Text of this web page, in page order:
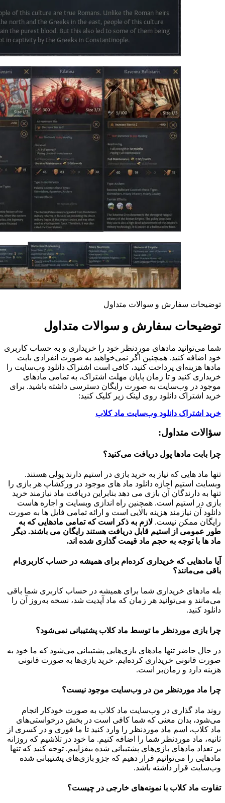
توضیحات سفارش و سوالات متداول
توضیحات سفارش و سوالات متداول
شما می‌توانید مادهای موردنظر خود را خریداری و به حساب کاربری
خود اضافه کنید. همچنین اگر نمی‌خواهید به صورت انفرادی بابت
مادها هزینه‌ای پرداخت کنید، کافی است اشتراک دانلود وب‌سایت را
خریداری کنید و تا زمان پایان مهلت اشتراک، به تمامی مادهای
موجود در وب‌سایت به صورت رایگان دسترسی داشته باشید. برای
خرید اشتراک دانلود روی لینک زیر کلیک کنید:
خرید اشتراک دانلود وب‌سایت ماد کلاب
سؤالات متداول:
چرا بابت مادها پول دریافت می‌کنید؟
تنها ماد هایی که نیاز به خرید بازی در استیم دارند پولی هستند.
وبسایت استیم اجازه دانلود ماد های موجود در ورکشاپ هر بازی را
تنها به دارندگان آن بازی می دهد بنابراین دریافت ماد نیازمند خرید
بازی در استیم است. همچنین راه اندازی وبسایت و اجاره هاست
دانلود آن نیازمند هزینه بالایی است و ارائه تمامی فایل ها به صورت
رایگان ممکن نیست. لازم به ذکر است که تمامی مادهایی که به
طور عمومی از استیم قابل دریافت هستند رایگان می باشند. دیگر
ماد ها با توجه به حجم ماد قیمت گذاری شده اند.
آیا مادهایی که خریداری کرده‌ام برای همیشه در حساب‌ کاربری‌ام
باقی می‌مانند؟
بله مادهای خریداری شما برای همیشه در حساب کاربری شما باقی
می‌مانند و می‌توانید هر زمان که ماد آپدیت شد، نسخه به‌روز آن را
دانلود کنید.
چرا بازی موردنظر ما توسط ماد کلاب پشتیبانی نمی‌شود؟
در حال حاضر تنها مادهای بازی‌هایی پشتیبانی می‌شود که ما خود به
صورت قانونی خریداری کرده‌ایم. خرید بازی‌ها به صورت قانونی
هزینه دارد و زمان‌بر است.
چرا ماد موردنظر من در وب‌سایت موجود نیست؟
روند ماد گذاری در وب‌سایت ماد کلاب به صورت خودکار انجام
می‌شود، بدان معنی که شما کافی است در بخش درخواستی‌های
ماد کلاب، اسم ماد موردنظر را وارد کنید تا ما فوری و در کسری از
ثانیه، ماد موردنظر شما را اضافه کنیم. ما خود در تلاشیم که روزانه
بر تعداد مادهای بازی‌های پشتیبانی شده بیفزاییم. توجه کنید که تنها
مادهایی را می‌توانیم قرار دهیم که جزو بازی‌های پشتیبانی شده
وب‌سایت قرار داشته باشد.
تفاوت ماد کلاب با نمونه‌های خارجی در چیست؟